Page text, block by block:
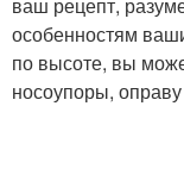
особенностям
по высоте, вы
носоупоры,